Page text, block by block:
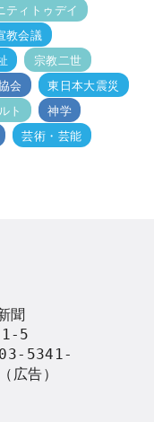
ティトゥデイ
教会議
宗教二世
会
東日本大震災
ト
神学
芸術・芸能
聞
1-5
5341-
告）